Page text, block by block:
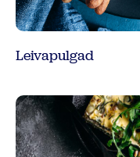
Leivapulgad